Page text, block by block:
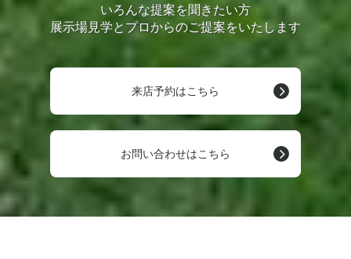
いろんな提案を聞きたい方
展示場見学とプロからのご提案をいたします
来店予約はこちら
お問い合わせはこちら